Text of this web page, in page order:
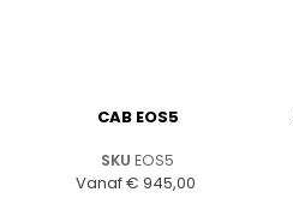
CAB EOS5
SKU EOS5
Vanaf€ 945,00